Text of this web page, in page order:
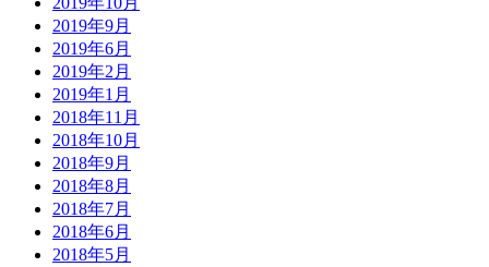
2019年9月
2019年6月
2019年2月
2019年1月
2018年11月
2018年10月
2018年9月
2018年8月
2018年7月
2018年6月
2018年5月